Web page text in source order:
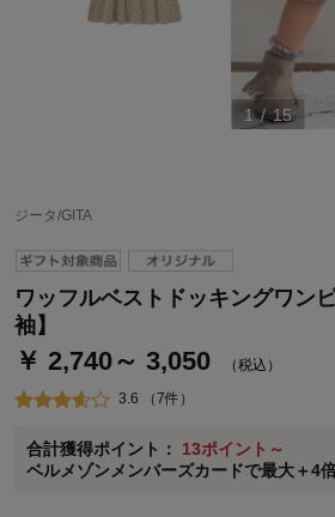
1 / 15
ジータ/GITA
ワッフルベストドッキングワン
袖】
￥ 2,740～ 3,050 （税込）
3.6 （7件）
合計獲得ポイント： 13ポイント～
ベルメゾンメンバーズカードで最大＋4
ステージが上がれば送料無料・返品引取
ベルメゾンご優待サービスについて
ベルメゾン・ポイントについて
通常商品送料無料 返品引取無料（JCB
即時入会なら更に500円OFFクーポンプ
※メンバーズカードの加算ポイントはステージ
に対して適用されます。